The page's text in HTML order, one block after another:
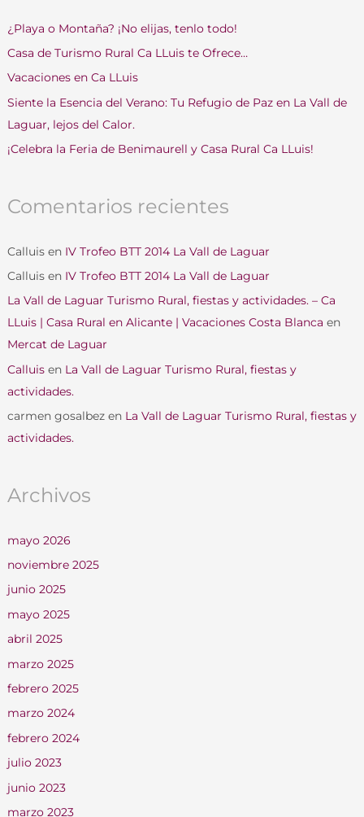
r
p
o
r
:
¿Playa o Montaña? ¡No elijas, tenlo todo!
Casa de Turismo Rural Ca LLuis te Ofrece…
Vacaciones en Ca LLuis
Siente la Esencia del Verano: Tu Refugio de Paz en La Vall de
Laguar, lejos del Calor.
¡Celebra la Feria de Benimaurell y Casa Rural Ca LLuis!
Comentarios recientes
Calluisen IV Trofeo BTT 2014 La Vall de Laguar
Calluisen IV Trofeo BTT 2014 La Vall de Laguar
La Vall de Laguar Turismo Rural, fiestas y actividades. – Ca
LLuis | Casa Rural en Alicante | Vacaciones Costa Blanca en
Mercat de Laguar
Calluisen La Vall de Laguar Turismo Rural, fiestas y
actividades.
carmen gosalbezen La Vall de Laguar Turismo Rural, fiestas y
actividades.
Archivos
mayo 2026
noviembre 2025
junio 2025
mayo 2025
abril 2025
marzo 2025
febrero 2025
marzo 2024
febrero 2024
julio 2023
junio 2023
marzo 2023